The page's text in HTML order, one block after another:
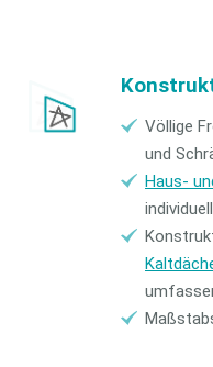
Völlige
und
Haus-